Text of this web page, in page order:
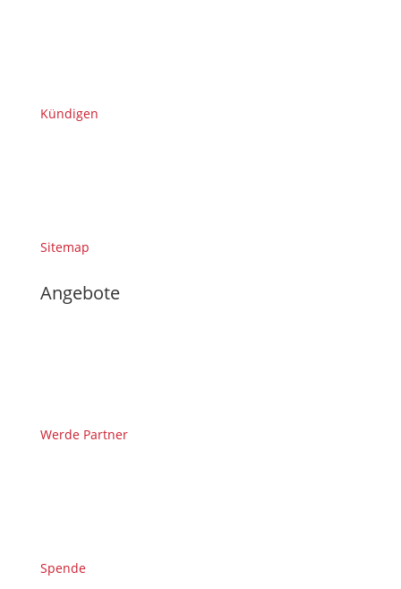
Kündigen
Sitemap
Angebote
Werde Partner
Spende